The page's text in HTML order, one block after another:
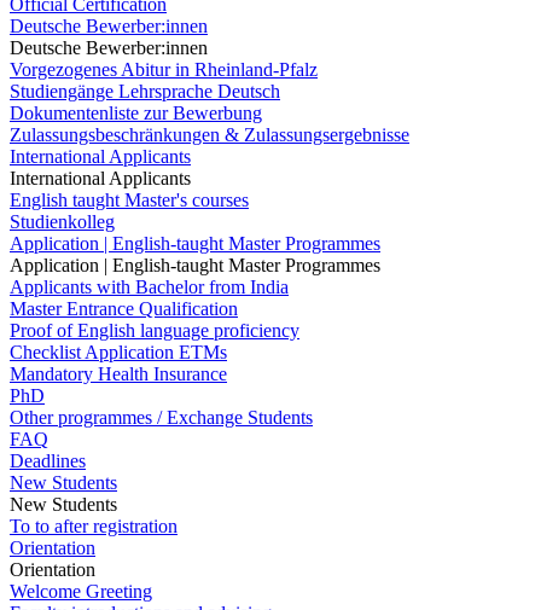
Official Certification
Deutsche Bewerber:innen
Deutsche Bewerber:innen
Vorgezogenes Abitur in Rheinland-Pfalz
Studiengänge Lehrsprache Deutsch
Dokumentenliste zur Bewerbung
Zulassungsbeschränkungen & Zulassungsergebnisse
International Applicants
International Applicants
English taught Master's courses
Studienkolleg
Application | English-taught Master Programmes
Application | English-taught Master Programmes
Applicants with Bachelor from India
Master Entrance Qualification
Proof of English language proficiency
Checklist Application ETMs
Mandatory Health Insurance
PhD
Other programmes / Exchange Students
FAQ
Deadlines
New Students
New Students
To to after registration
Orientation
Orientation
Welcome Greeting